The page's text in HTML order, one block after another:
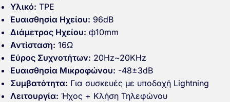
Υλικό: TPE
Ευαισθησία Ηχείου: 96dB
Διάμετρος Ηχείου: ф10mm
Αντίσταση: 16Ω
Εύρος Συχνοτήτων: 20Hz~20KHz
Ευαισθησία Μικροφώνου: -48±3dB
Συμβατότητα: Για συσκευές με υποδοχή Lightning
Λειτουργία: Ήχος + Κλήση Τηλεφώνου